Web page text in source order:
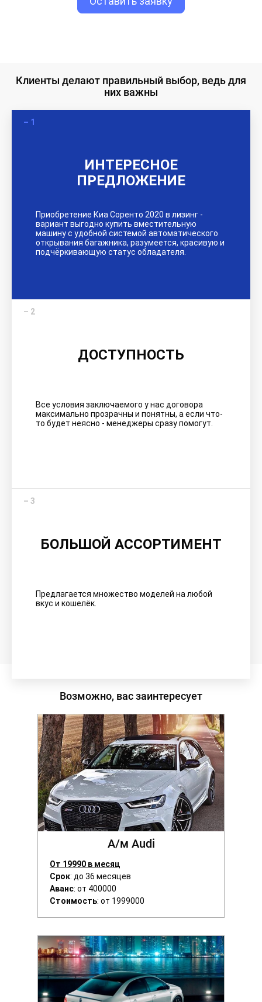
Клиенты делают правильный выбор, ведь для
них важны
ИНТЕРЕСНОЕ
ПРЕДЛОЖЕНИЕ
Приобретение Киа Соренто 2020 в лизинг -
вариант выгодно купить вместительную
машину с удобной системой автоматического
открывания багажника, разумеется, красивую и
подчёркивающую статус обладателя.
ДОСТУПНОСТЬ
Все условия заключаемого у нас договора
максимально прозрачны и понятны, а если что-
то будет неясно - менеджеры сразу помогут.
БОЛЬШОЙ АССОРТИМЕНТ
Предлагается множество моделей на любой
вкус и кошелёк.
Возможно, вас заинтересует
А/м Audi
От 19990 в месяц
Срок: до 36 месяцев
Аванс: от 400000
Стоимость: от 1999000